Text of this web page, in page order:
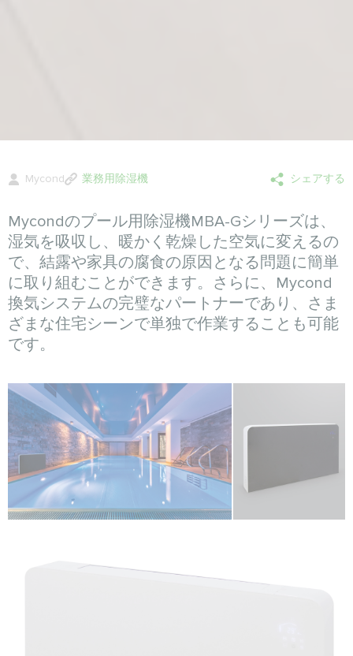
Mycond 業務用除湿機 シェアする
Mycondのプール用除湿機MBA-Gシリーズは、
湿気を吸収し、暖かく乾燥した空気に変えるの
で、結露や家具の腐食の原因となる問題に簡単
に取り組むことができます。さらに、Mycond
換気システムの完璧なパートナーであり、さま
ざまな住宅シーンで単独で作業することも可能
です。